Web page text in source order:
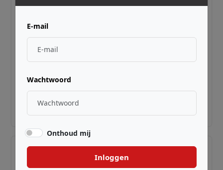
Box
€ 5,99
Adviesprijs incl. BTW
E-mail
Wachtwoord
Onthoud mij
Inloggen